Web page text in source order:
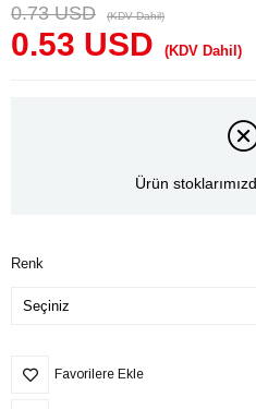
0.73 USD (KDV Dahil)
0.53 USD (KDV Dahil)
Ürün
Renk
Favorilere Ekle